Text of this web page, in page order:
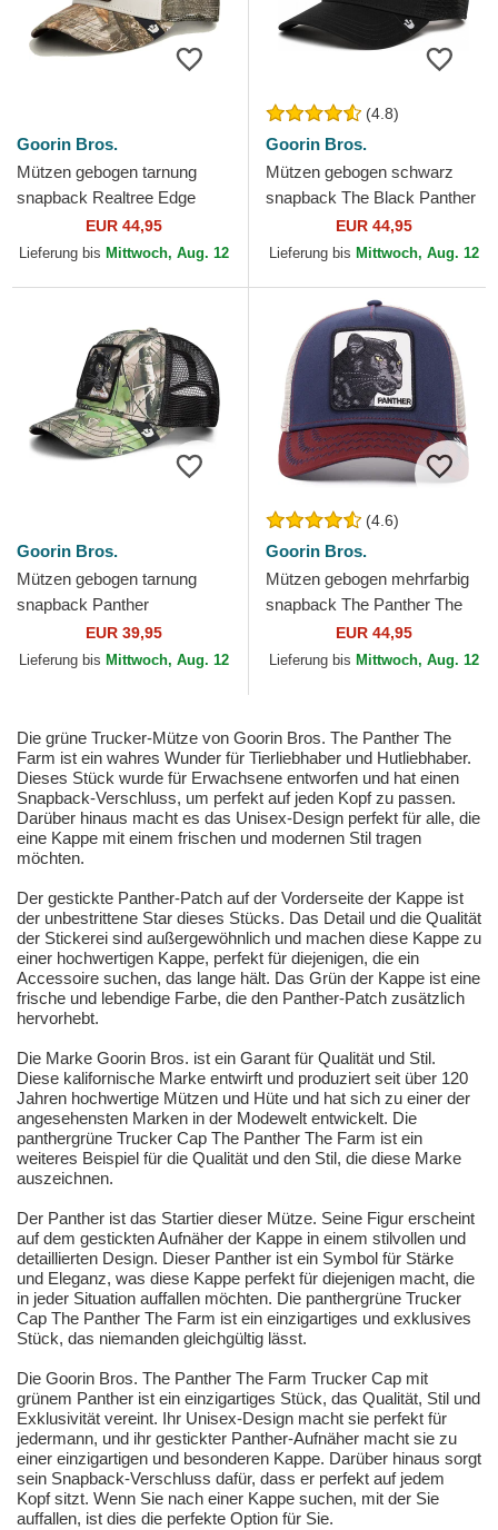
Goorin Bros.
Mützen gebogen tarnung
snapback Realtree Edge
Black Panther The Farm
Goorin Bros.
EUR 44,95
Lieferung bis Mittwoch, Aug. 12
(4.8)
Goorin Bros.
Mützen gebogen schwarz
snapback The Black Panther
Core Combo The Farm
Goorin Bros.
EUR 44,95
Lieferung bis Mittwoch, Aug. 12
Goorin Bros.
Mützen gebogen tarnung
snapback Panther
Camouflage Seasonal Real
Tree The Farm Goorin Bros.
EUR 39,95
Lieferung bis Mittwoch, Aug. 12
(4.6)
Goorin Bros.
Mützen gebogen mehrfarbig
snapback The Panther The
Farm Goorin Bros.
EUR 44,95
Lieferung bis Mittwoch, Aug. 12
Die grüne Trucker-Mütze von Goorin Bros. The Panther The
Farm ist ein wahres Wunder für Tierliebhaber und Hutliebhaber.
Dieses Stück wurde für Erwachsene entworfen und hat einen
Snapback-Verschluss, um perfekt auf jeden Kopf zu passen.
Darüber hinaus macht es das Unisex-Design perfekt für alle, die
eine Kappe mit einem frischen und modernen Stil tragen
möchten.
Der gestickte Panther-Patch auf der Vorderseite der Kappe ist
der unbestrittene Star dieses Stücks. Das Detail und die Qualität
der Stickerei sind außergewöhnlich und machen diese Kappe zu
einer hochwertigen Kappe, perfekt für diejenigen, die ein
Accessoire suchen, das lange hält. Das Grün der Kappe ist eine
frische und lebendige Farbe, die den Panther-Patch zusätzlich
hervorhebt.
Die Marke Goorin Bros. ist ein Garant für Qualität und Stil.
Diese kalifornische Marke entwirft und produziert seit über 120
Jahren hochwertige Mützen und Hüte und hat sich zu einer der
angesehensten Marken in der Modewelt entwickelt. Die
panthergrüne Trucker Cap The Panther The Farm ist ein
weiteres Beispiel für die Qualität und den Stil, die diese Marke
auszeichnen.
Der Panther ist das Startier dieser Mütze. Seine Figur erscheint
auf dem gestickten Aufnäher der Kappe in einem stilvollen und
detaillierten Design. Dieser Panther ist ein Symbol für Stärke
und Eleganz, was diese Kappe perfekt für diejenigen macht, die
in jeder Situation auffallen möchten. Die panthergrüne Trucker
Cap The Panther The Farm ist ein einzigartiges und exklusives
Stück, das niemanden gleichgültig lässt.
Die Goorin Bros. The Panther The Farm Trucker Cap mit
grünem Panther ist ein einzigartiges Stück, das Qualität, Stil und
Exklusivität vereint. Ihr Unisex-Design macht sie perfekt für
jedermann, und ihr gestickter Panther-Aufnäher macht sie zu
einer einzigartigen und besonderen Kappe. Darüber hinaus sorgt
sein Snapback-Verschluss dafür, dass er perfekt auf jedem
Kopf sitzt. Wenn Sie nach einer Kappe suchen, mit der Sie
auffallen, ist dies die perfekte Option für Sie.